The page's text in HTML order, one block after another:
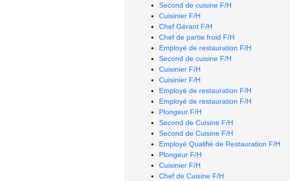
Second de cuisine F/H
Cuisinier F/H
Chef Gérant F/H
Chef de partie froid F/H
Employé de restauration F/H
Second de cuisine F/H
Cuisinier F/H
Cuisinier F/H
Employé de restauration F/H
Employé de restauration F/H
Plongeur F/H
Second de Cuisine F/H
Second de Cuisine F/H
Employé Qualifié de Restauration F/H
Plongeur F/H
Cuisinier F/H
Chef de Cuisine F/H